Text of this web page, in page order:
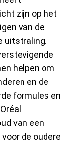
zijn op het
van de
uitstraling.
helpen om
en de
formules en
van een
de oudere